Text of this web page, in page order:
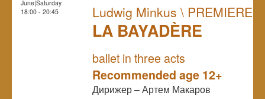
June|Saturday
18:00 - 20:45
Ludwig Minkus \ PREMIERE
LA BAYADÈRE
ballet in three acts
Recommended age 12+
Дирижер – Артем Макаров